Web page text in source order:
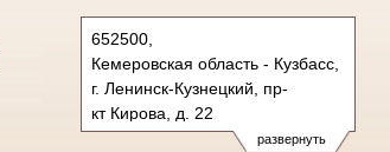
развернуть
652500,
Кемеровская область - Кузбасс,
г. Ленинск-Кузнецкий, пр-
кт Кирова, д. 22
Тел.: (38456) 3-45-51, 5-38-